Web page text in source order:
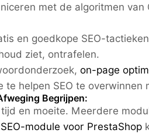
met de algoritmen
en goedkope SEO-
ziet, ontrafelen.
on-page
te helpen SEO te overwinnen
Begrijpen:
tijd en moeite. Meerdere
SEO-module voor PrestaShop